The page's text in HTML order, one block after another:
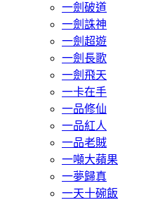
一劍破道
一劍誅神
一劍超遊
一劍長歌
一劍飛天
一卡在手
一品修仙
一品紅人
一品老賊
一噸大蘋果
一夢歸真
一天十碗飯